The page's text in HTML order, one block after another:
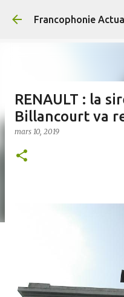
Accéder au
Francophonie
RENAULT : la
Billancourt va
mars 10, 2019